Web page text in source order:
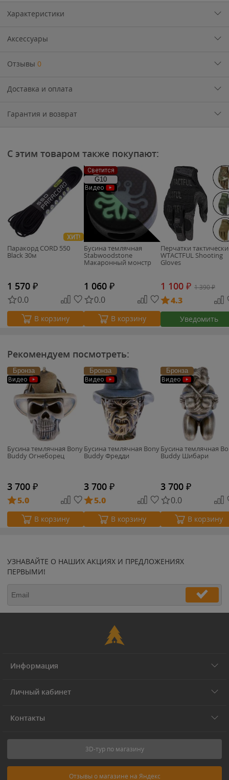
Характеристики
Аксессуары
Отзывы 0
Доставка и оплата
Гарантия и возврат
С этим товаром также покупают:
ХИТ!
Паракорд CORD 550
Black 30м
1 570 ₽
0.0
В корзину
Светится
G10
Видео
Бусина темлячная
Stabwoodstone
Макаронный монстр
1 060 ₽
0.0
В корзину
Перчатки
WTACTFUL Shooting
Gloves
1 100 ₽ 1 390₽
4.3
Уведомить
Рекомендуем посмотреть:
Бронза
Видео
Бусина темлячная Bony
Buddy Огнеборец
3 700 ₽
5.0
В корзину
Бронза
Видео
Бусина темлячная Bony
Buddy Фредди
3 700 ₽
5.0
В корзину
Бронза
Видео
Бусина темлячная
Buddy Шибари
3 700 ₽
0.0
В корзину
УЗНАВАЙТЕ О НАШИХ АКЦИЯХ И ПРЕДЛОЖЕНИЯХ
ПЕРВЫМИ!
Информация
Личный кабинет
Контакты
3D-тур по магазину
Отзывы о магазине на Яндекс